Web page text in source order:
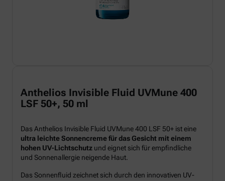
Anthelios Invisible Fluid UVMune 400
LSF 50+, 50 ml
Das Anthelios Invisible Fluid UVMune 400 LSF 50+ ist eine
ultra leichte Sonnencreme für das Gesicht mit einem
hohen UV-Lichtschutz und eignet sich für empfindliche
und Sonnenallergie neigende Haut.
Das Sonnenfluid zeichnet sich durch den innovativen UV-